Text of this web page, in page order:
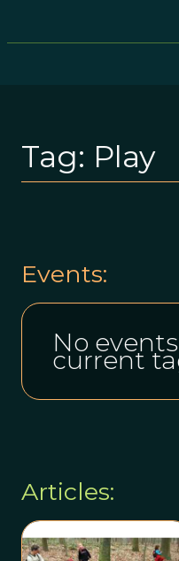
Tag: Play
Events:
No
current
Articles: